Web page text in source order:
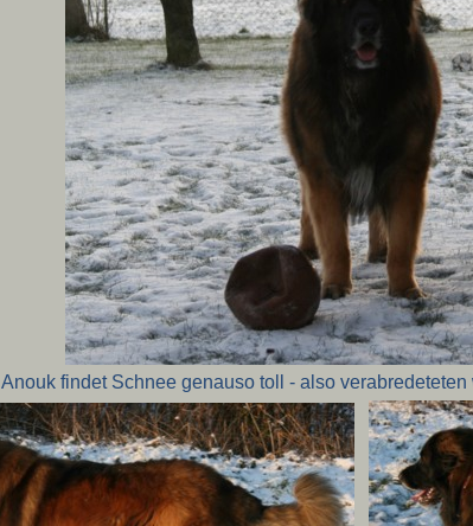
Anouk findet Schnee genauso toll - also